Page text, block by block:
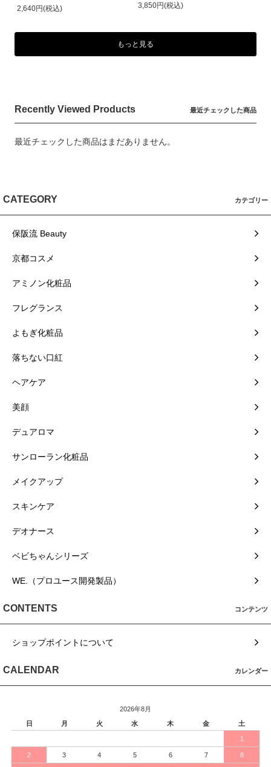
2,640円(税込) 3,850円(税込)
もっと見る
Recently Viewed Products 最近チェックした商品
最近チェックした商品はまだありません。
CATEGORY カテゴリー
保阪流 Beauty
京都コスメ
アミノン化粧品
フレグランス
よもぎ化粧品
落ちない口紅
ヘアケア
美顔
デュアロマ
サンローラン化粧品
メイクアップ
スキンケア
デオナース
ベビちゃんシリーズ
WE.（プロユース開発製品）
CONTENTS コンテンツ
ショップポイントについて
CALENDAR カレンダー
2026年8月
日
月 火 水 木 金 土
1
2 3 4 5 6 7 8